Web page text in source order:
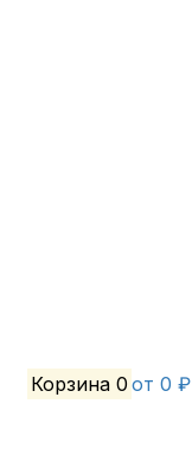
Корзина 0 от 0 ₽